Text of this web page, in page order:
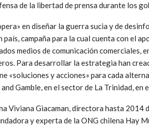
de la libertad de prensa durante los
en diseñar la guerra sucia y de
país, campaña para la cual cuenta con el
medios de comunicación comerciales,
Para desarrollar la estrategia han
«soluciones y acciones» para cada
Gamble, en el sector de La Trinidad, en
Viviana Giacaman, directora hasta 2014
y experta de la ONG chilena Hay